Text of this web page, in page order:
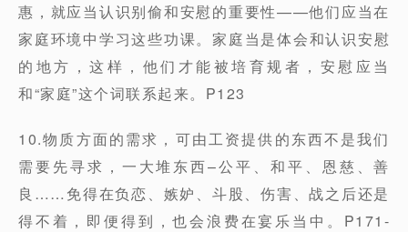
惠，就应当认识别偷和安慰的重要性——他们应当在
家庭环境中学习这些功课。家庭当是体会和认识安慰
的地方，这样，他们才能被培育规者，安慰应当
和“家庭”这个词联系起来。P123
10.物质方面的需求，可由工资提供的东西不是我们
需要先寻求，一大堆东西–公平、和平、恩慈、善
良……免得在负恋、嫉妒、斗股、伤害、战之后还是
得不着，即便得到，也会浪费在宴乐当中。P171-